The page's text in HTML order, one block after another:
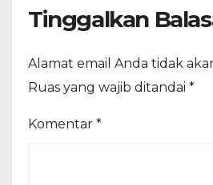
Tinggalkan
Alamat email Anda tidak
Ruas yang wajib ditandai *
Komentar *